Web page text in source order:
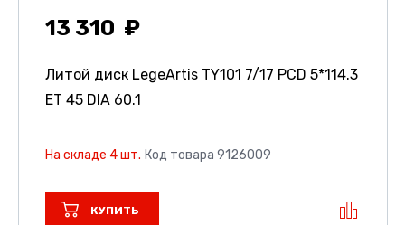
13 310
Литой диск LegeArtis TY101 7/17 PCD 5*114.3
ET 45 DIA 60.1
На складе 4 шт. Код товара 9126009
КУПИТЬ